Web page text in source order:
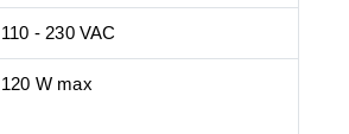
110 - 230 VAC
120 W max